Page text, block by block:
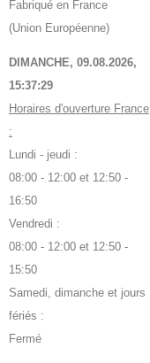
Fabriqué en France
(Union Européenne)
DIMANCHE, 09.08.2026,
15:37:30
Horaires d'ouverture France
:
Lundi - jeudi :
08:00 - 12:00 et 12:50 -
16:50
Vendredi :
08:00 - 12:00 et 12:50 -
15:50
Samedi, dimanche et jours
fériés :
Fermé